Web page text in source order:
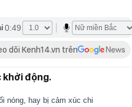
0:49
dõi Kenh14.vn trên
khởi động.
nóng, hay bị cảm xúc chi